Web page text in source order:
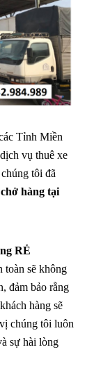
Tỉnh Miền
vụ thuê xe
tôi đã
hàng tại
RẺ
toàn sẽ không
đảm bảo rằng
hàng sẽ
chúng tôi luôn
sự hài lòng